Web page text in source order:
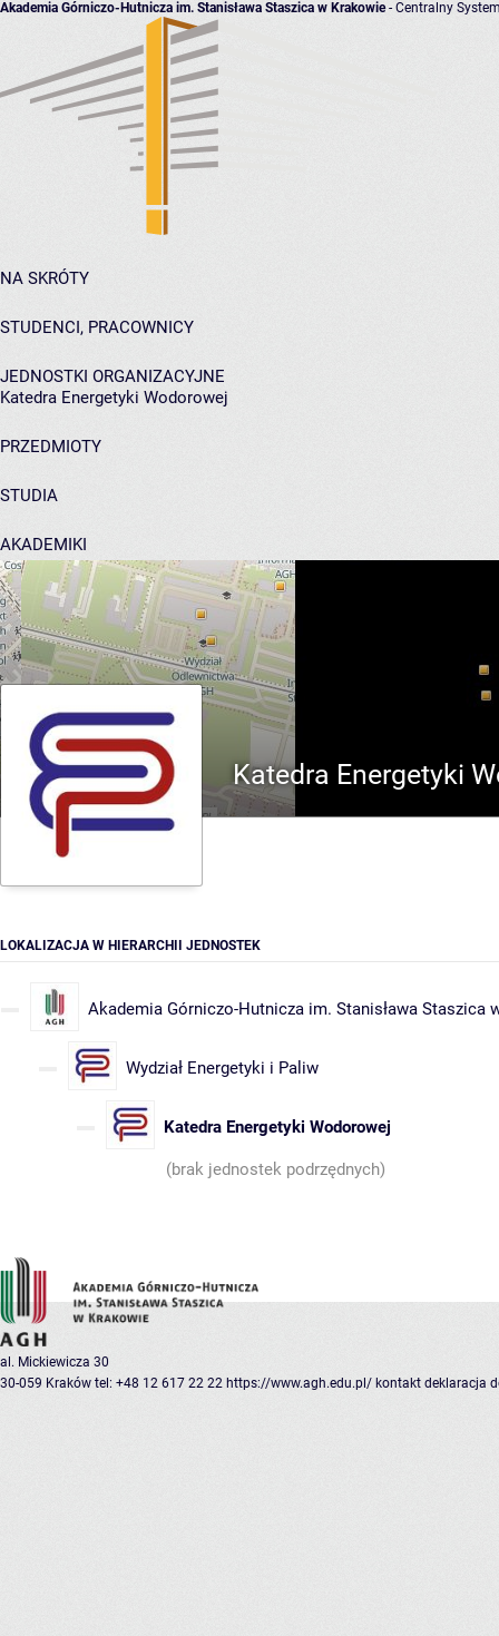
Akademia Górniczo-Hutnicza im. Stanisława Staszica w Krakowie- Centralny
NA SKRÓTY
STUDENCI, PRACOWNICY
JEDNOSTKI ORGANIZACYJNE
Katedra Energetyki Wodorowej
PRZEDMIOTY
STUDIA
AKADEMIKI
POMOC
Katedra Energetyki
LOKALIZACJA W HIERARCHII JEDNOSTEK
Akademia Górniczo-Hutnicza im. Stanisława Staszica
Wydział Energetyki i Paliw
Katedra Energetyki Wodorowej
(brak jednostek podrzędnych)
al. Mickiewicza 30
30-059 Kraków tel: +48 12 617 22 22 https://www.agh.edu.pl/ kontakt deklaracja